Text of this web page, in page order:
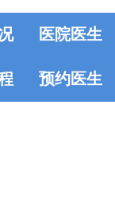
医院医生
预约医生